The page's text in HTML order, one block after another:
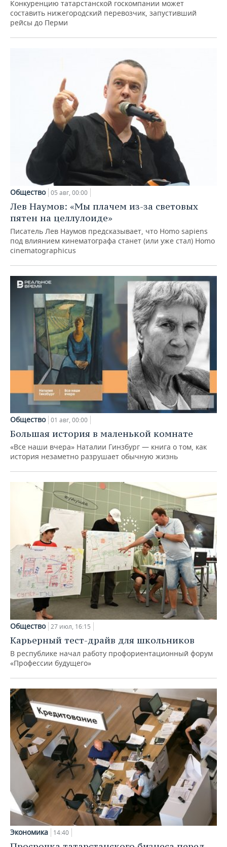
Конкуренцию татарстанской госкомпании может
составить нижегородский перевозчик, запустивший
рейсы до Перми
Общество 05 авг, 00:00
Лев Наумов: «Мы плачем из-за световых
пятен на целлулоиде»
Писатель Лев Наумов предсказывает, что Homo sapiens
под влиянием кинематографа станет (или уже стал) Homo
cinematographicus
Общество 01 авг, 00:00
Большая история в маленькой комнате
«Все наши вчера» Наталии Гинзбург — книга о том, как
история незаметно разрушает обычную жизнь
Общество 27 июл, 16:15
Карьерный тест-драйв для школьников
В республике начал работу профориентационный форум
«Профессии будущего»
Экономика 14:40